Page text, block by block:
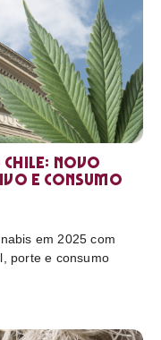
Chile: novo
e consumo
em 2025 com
porte e consumo